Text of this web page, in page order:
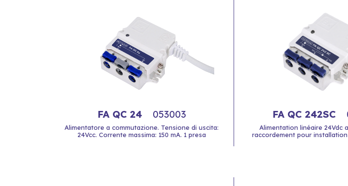
FA QC 24 053003
Alimentatore a commutazione. Tensione di uscita:
24Vcc. Corrente massima: 150 mA. 1 presa
FA QC 242SC
Alimentation linéaire 24Vdc
raccordement pour